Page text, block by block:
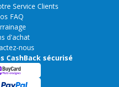
Service Clients
FAQ
d'achat
nous
CashBack sécurisé